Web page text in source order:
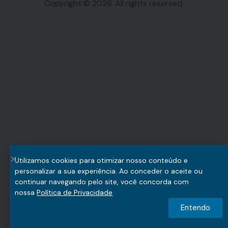
Copyright © 2026. All rights reserved.
Utilizamos cookies para otimizar nosso conteúdo e
personalizar a sua experiência. Ao conceder o aceite ou
continuar navegando pelo site, você concorda com
nossaPolítica de Privacidade
Entendo